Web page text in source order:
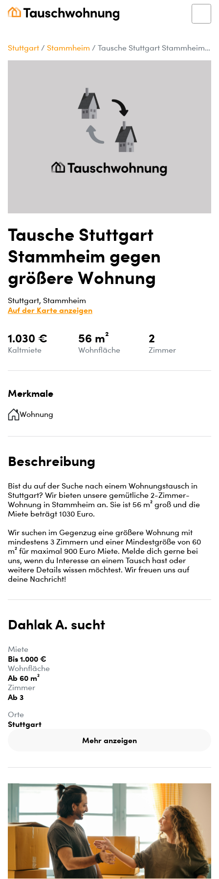
Stuttgart / Stammheim / Tausche Stuttgart Stammheim gegen größere Wohnung
Tausche Stuttgart
Stammheim gegen
größere Wohnung
Stuttgart, Stammheim
Auf der Karte anzeigen
1.030 €
Kaltmiete
56 m²
Wohnfläche
2
Zimmer
Merkmale
Wohnung
Beschreibung
Bist du auf der Suche nach einem Wohnungstausch in
Stuttgart? Wir bieten unsere gemütliche 2-Zimmer-
Wohnung in Stammheim an. Sie ist 56 m² groß und die
Miete beträgt 1030 Euro.
Wir suchen im Gegenzug eine größere Wohnung mit
mindestens 3 Zimmern und einer Mindestgröße von 60
m² für maximal 900 Euro Miete. Melde dich gerne bei
uns, wenn du Interesse an einem Tausch hast oder
weitere Details wissen möchtest. Wir freuen uns auf
deine Nachricht!
Dahlak A. sucht
Miete
Bis 1.000 €
Wohnfläche
Ab 60 m²
Zimmer
Ab 3
Orte
Stuttgart
Mehr anzeigen